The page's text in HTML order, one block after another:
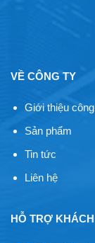
VỀ CÔNG TY
Giới thiệu
Sản phẩm
Tin tức
Liên hệ
HỖ TRỢ